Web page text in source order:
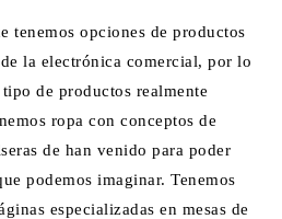
tenemos opciones de productos
la electrónica comercial, por lo
de productos realmente
ropa con conceptos de
de han venido para poder
podemos imaginar. Tenemos
especializadas en mesas de